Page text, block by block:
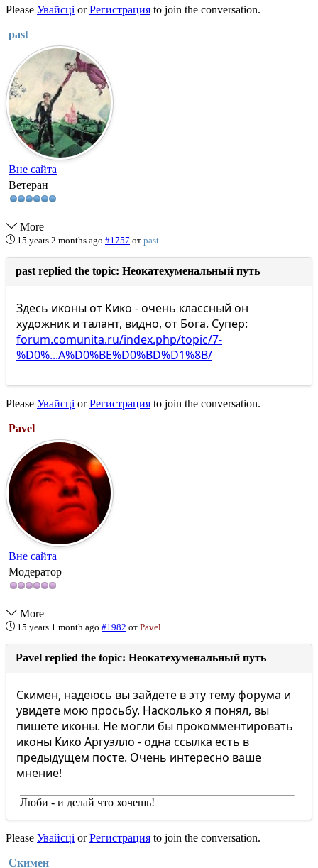
Please Увайсці orРегистрация to join the conversation.
past
Вне сайта
Ветеран
More
15 years 2 months ago #1757 от past
past replied the topic: Неокатехуменальный путь
Здесь иконы от Кико - очень классный он
художник и талант, видно, от Бога. Супер:
forum.comunita.ru/index.php/topic/7-
%D0%...A%D0%BE%D0%BD%D1%8B/
Please Увайсці orРегистрация to join the conversation.
Pavel
Вне сайта
Модератор
More
15 years 1 month ago #1982 от Pavel
Pavel replied the topic: Неокатехуменальный путь
Скимен, надеюсь вы зайдете в эту тему форума и
увидете мою просьбу. Насколько я понял, вы
пишете иконы. Не могли бы прокомментировать
иконы Кико Аргуэлло - одна ссылка есть в
предыдущем посте. Очень интересно ваше
мнение!
Люби - и делай что хочешь!
Please Увайсці orРегистрация to join the conversation.
Скимен